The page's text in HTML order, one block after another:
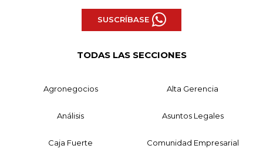
SUSCRÍBASE
TODAS LAS SECCIONES
Agronegocios Alta Gerencia
Análisis Asuntos Legales
Caja Fuerte Comunidad Empresarial